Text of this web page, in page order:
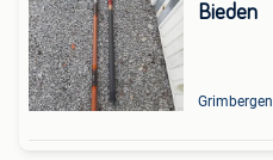
Bieden
Grimbergen